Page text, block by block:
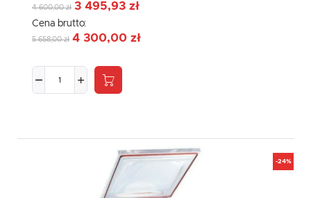
4 600,00 zł 3 495,93 zł
Cena brutto:
5 658,00 zł 4 300,00 zł
-24%